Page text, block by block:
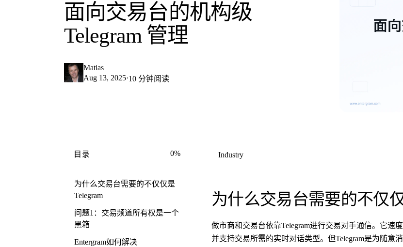
面向交易台的机构级
Telegram 管理
Matias
Aug 13, 2025·10 分钟阅读
目录 0%
为什么交易台需要的不仅仅是
Telegram
问题1：交易频道所有权是一个
黑箱
Entergram如何解决
Industry
为什么交易台需要的不仅
做市商和交易台依靠Telegram进行交易对手通信。它速
并支持交易所需的实时对话类型。但Telegram是为随